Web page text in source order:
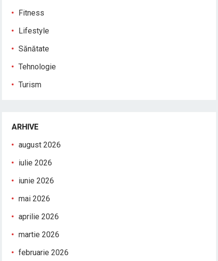
Fitness
Lifestyle
Sănătate
Tehnologie
Turism
ARHIVE
august 2026
iulie 2026
iunie 2026
mai 2026
aprilie 2026
martie 2026
februarie 2026